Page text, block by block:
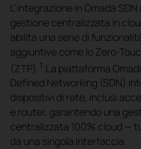
L'integrazione in Omada
gestione centralizzata in
abilita una serie di
aggiuntive come lo Zero-
(ZTP).† La piattaforma
Defined Networking (SDN)
dispositivi di rete, inclusi
e router, garantendo una
centralizzata 100% cloud —
da una singola interfaccia.